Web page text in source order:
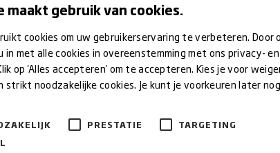
– 13:00 | 14:00 – 18:00
– 13:00 | 14:00 – 18:00
07:00 – 16:00
Schrijf je in voor de
assortiment en
maakt gebruik van cookies.
cookies om uw gebruikerservaring te verbeteren.
met alle cookies in overeenstemming met ons privacy- en
op 'Alles accepteren' om te accepteren. Kies je voor
strikt noodzakelijke cookies. Je kunt je voorkeuren later
PRESTATIE
TARGETING